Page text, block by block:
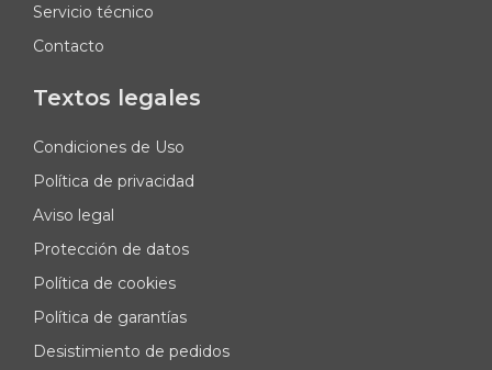
Servicio técnico
Contacto
Textos legales
Condiciones de Uso
Política de privacidad
Aviso legal
Protección de datos
Política de cookies
Política de garantías
Desistimiento de pedidos